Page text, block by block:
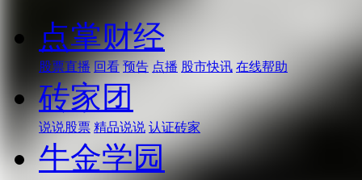
点掌财经
股票直播 回看 预告 点播 股市快讯 在线帮助
砖家团
说说股票 精品说说 认证砖家
牛金学园